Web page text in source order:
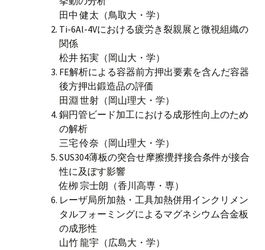
田中 健太（鳥取大・学）
Ti-6Al-4Vにおける疲労き裂親展と微視組織の
関係
松井 拓実（岡山大・学）
FE解析による容器前方押出要素を含んだ容器
後方押出鍛造品の評価
田淵 世射（岡山理大・学）
銅円管ビード加工における成形性向上のため
の解析
三宅 伶奈（岡山理大・学）
SUS304薄板の突合せ摩擦攪拌接合条件が接合
性に及ぼす影響
佐栁 宗士朗（香川高専・専）
レーザ局所加熱・工具加熱併用インクリメン
タルフォーミングによるマグネシウム合金板
の成形性
山竹 龍宇（広島大・学）